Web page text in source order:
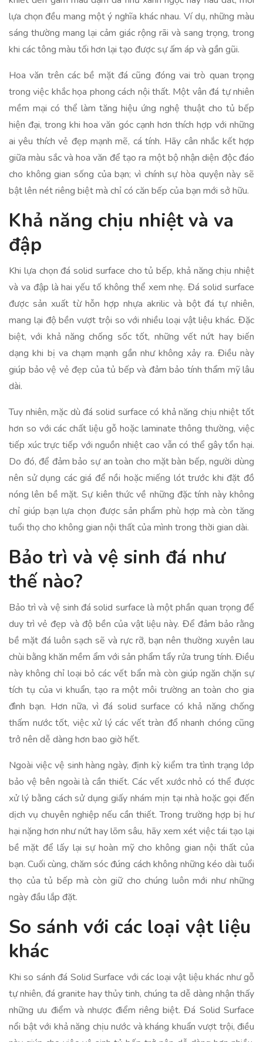
lựa chọn đều mang một ý nghĩa khác nhau. Ví dụ, những màu
sáng thường mang lại cảm giác rộng rãi và sang trọng, trong
khi các tông màu tối hơn lại tạo được sự ấm áp và gần gũi.
Hoa văn trên các bề mặt đá cũng đóng vai trò quan trọng
trong việc khắc họa phong cách nội thất. Một vân đá tự nhiên
mềm mại có thể làm tăng hiệu ứng nghệ thuật cho tủ bếp
hiện đại, trong khi hoa văn góc cạnh hơn thích hợp với những
ai yêu thích vẻ đẹp mạnh mẽ, cá tính. Hãy cân nhắc kết hợp
giữa màu sắc và hoa văn để tạo ra một bộ nhận diện độc đáo
cho không gian sống của bạn; vì chính sự hòa quyện này sẽ
bật lên nét riêng biệt mà chỉ có căn bếp của bạn mới sở hữu.
Khả năng chịu nhiệt và va
đập
Khi lựa chọn đá solid surface cho tủ bếp, khả năng chịu nhiệt
và va đập là hai yếu tố không thể xem nhẹ. Đá solid surface
được sản xuất từ hỗn hợp nhựa akrilic và bột đá tự nhiên,
mang lại độ bền vượt trội so với nhiều loại vật liệu khác. Đặc
biệt, với khả năng chống sốc tốt, những vết nứt hay biến
dạng khi bị va chạm mạnh gần như không xảy ra. Điều này
giúp bảo vệ vẻ đẹp của tủ bếp và đảm bảo tính thẩm mỹ lâu
dài.
Tuy nhiên, mặc dù đá solid surface có khả năng chịu nhiệt tốt
hơn so với các chất liệu gỗ hoặc laminate thông thường, việc
tiếp xúc trực tiếp với nguồn nhiệt cao vẫn có thể gây tổn hại.
Do đó, để đảm bảo sự an toàn cho mặt bàn bếp, người dùng
nên sử dụng các giá để nồi hoặc miếng lót trước khi đặt đồ
nóng lên bề mặt. Sự kiên thức về những đặc tính này không
chỉ giúp bạn lựa chọn được sản phẩm phù hợp mà còn tăng
tuổi thọ cho không gian nội thất của mình trong thời gian dài.
Bảo trì và vệ sinh đá như
thế nào?
Bảo trì và vệ sinh đá solid surface là một phần quan trọng để
duy trì vẻ đẹp và độ bền của vật liệu này. Để đảm bảo rằng
bề mặt đá luôn sạch sẽ và rực rỡ, bạn nên thường xuyên lau
chùi bằng khăn mềm ẩm với sản phẩm tẩy rửa trung tính. Điều
này không chỉ loại bỏ các vết bẩn mà còn giúp ngăn chặn sự
tích tụ của vi khuẩn, tạo ra một môi trường an toàn cho gia
đình bạn. Hơn nữa, vì đá solid surface có khả năng chống
thấm nước tốt, việc xử lý các vết tràn đổ nhanh chóng cũng
trở nên dễ dàng hơn bao giờ hết.
Ngoài việc vệ sinh hàng ngày, định kỳ kiểm tra tình trạng lớp
bảo vệ bên ngoài là cần thiết. Các vết xước nhỏ có thể được
xử lý bằng cách sử dụng giấy nhám mịn tại nhà hoặc gọi đến
dịch vụ chuyên nghiệp nếu cần thiết. Trong trường hợp bị hư
hại nặng hơn như nứt hay lõm sâu, hãy xem xét việc tái tạo lại
bề mặt để lấy lại sự hoàn mỹ cho không gian nội thất của
bạn. Cuối cùng, chăm sóc đúng cách không những kéo dài tuổi
thọ của tủ bếp mà còn giữ cho chúng luôn mới như những
ngày đầu lắp đặt.
So sánh với các loại vật liệu
khác
Khi so sánh đá Solid Surface với các loại vật liệu khác như gỗ
tự nhiên, đá granite hay thủy tinh, chúng ta dễ dàng nhận thấy
những ưu điểm và nhược điểm riêng biệt. Đá Solid Surface
nổi bật với khả năng chịu nước và kháng khuẩn vượt trội, điều